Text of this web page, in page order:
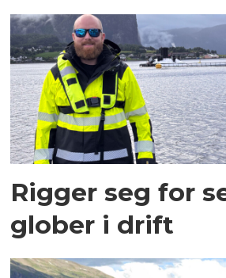
Rigger seg for
glober i drift